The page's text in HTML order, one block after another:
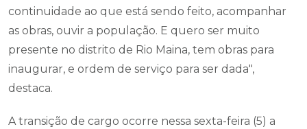
continuidade ao que está sendo feito, acompanhar
as obras, ouvir a população. E quero ser muito
presente no distrito de Rio Maina, tem obras para
inaugurar, e ordem de serviço para ser dada",
destaca.
A transição de cargo ocorre nessa sexta-feira (5) a